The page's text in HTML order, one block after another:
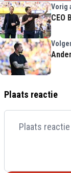
Vorig
CEO
Plaats reactie